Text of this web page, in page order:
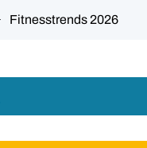
Fitnesstrends 2026